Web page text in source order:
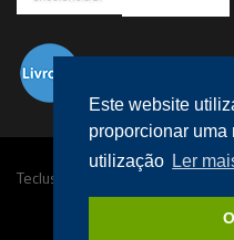
Este website
proporcionar
utilização Ler
Teclusa © 2016 Todos os